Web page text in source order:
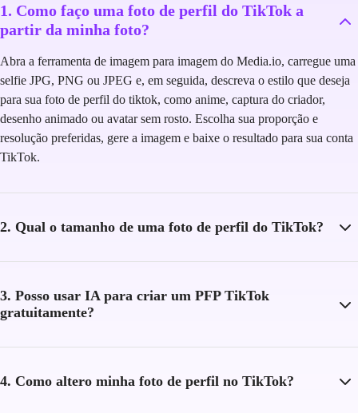
1. Como faço uma foto de perfil do TikTok a
partir da minha foto?
Abra a ferramenta de imagem para imagem do Media.io, carregue uma
selfie JPG, PNG ou JPEG e, em seguida, descreva o estilo que deseja
para sua foto de perfil do tiktok, como anime, captura do criador,
desenho animado ou avatar sem rosto. Escolha sua proporção e
resolução preferidas, gere a imagem e baixe o resultado para sua conta
TikTok.
2. Qual o tamanho de uma foto de perfil do TikTok?
3. Posso usar IA para criar um PFP TikTok
gratuitamente?
4. Como altero minha foto de perfil no TikTok?